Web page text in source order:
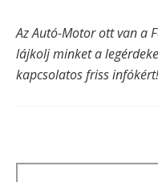
Az Autó-Motor ott van a
lájkolj minket a
kapcsolatos friss infókért!